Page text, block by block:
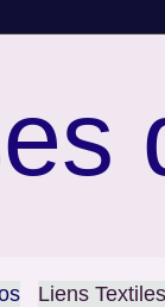
Liens Textiles